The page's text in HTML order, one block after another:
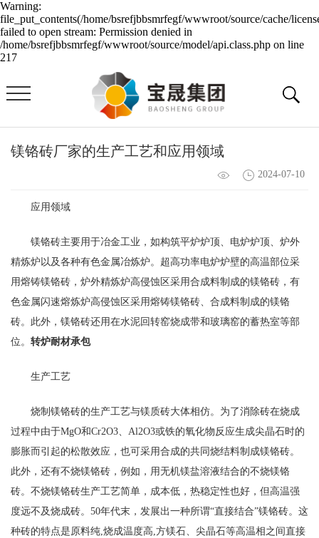
Warning:
file_put_contents(/home/bsrefjbbsmrfegf/wwwroot/source/cache/
failed to open stream: Permission denied in
/home/bsrefjbbsmrfegf/wwwroot/source/model/api.class.php on line
217
镁铬砖厂家的生产工艺和应用领域
2024-07-10
应用领域
镁铬砖主要用于冶金工业，如构筑平炉炉顶、电炉炉顶、炉外
精炼炉以及各种有色金属冶炼炉。超高功率电炉炉壁的高温部位采
用熔铸镁铬砖，炉外精炼炉高侵蚀区采用合成料制成的镁铬砖，有
色金属闪速熔炼炉高侵蚀区采用熔铸镁铬砖、合成料制成的镁铬
砖。此外，镁铬砖还用在水泥回转窑烧成带和玻璃窑的蓄热室等部
位。 转炉耐材承包
生产工艺
烧制镁铬砖的生产工艺与镁质砖大体相仿。为了消除砖在烧成
过程中由于MgO和Cr2O3、Al2O3或铁的氧化物反应生成尖晶石时的
膨胀而引起的松散效应，也可采用合成的共同烧结料制成镁铬砖。
此外，还有不烧镁铬砖，例如，用无机镁盐溶液结合的不烧镁铬
砖。不烧镁铬砖生产工艺简单，成本低，热稳定性也好，但高温强
度远不及烧成砖。50年代末，发展出一种所谓“直接结合”镁铬砖。这
种砖的特点是原料纯,烧成温度高,方镁石、尖晶石等高温相之间直接